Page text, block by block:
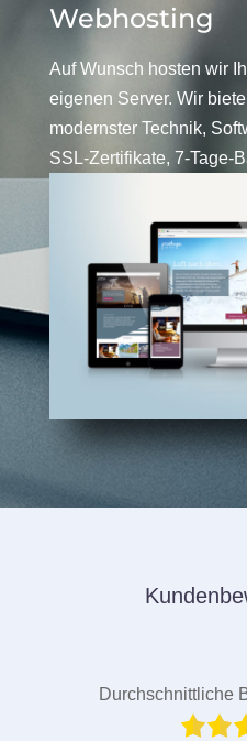
Webhosting
Auf Wunsch hosten wir
eigenen Server. Wir
modernster Technik,
SSL-Zertifikate, 7-Tage-
Durchschnittliche